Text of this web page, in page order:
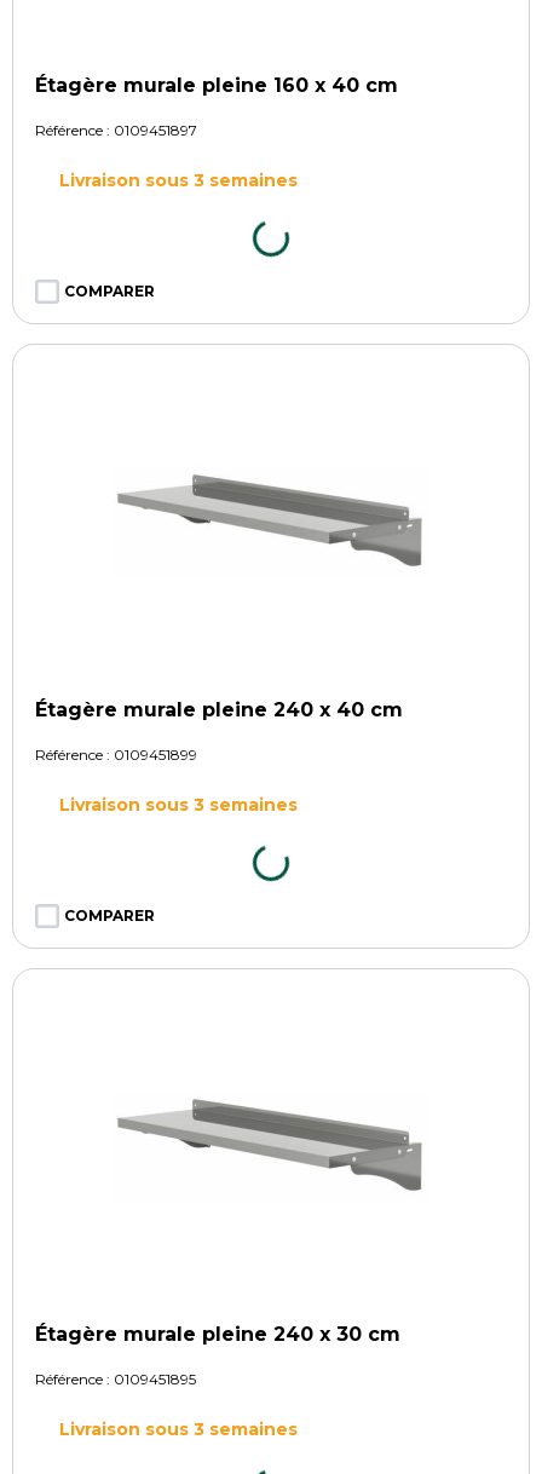
Étagère murale pleine 160 x 40 cm
Référence : 0109451897
Livraison sous 3 semaines
COMPARER
Étagère murale pleine 240 x 40 cm
Référence : 0109451899
Livraison sous 3 semaines
COMPARER
Étagère murale pleine 240 x 30 cm
Référence : 0109451895
Livraison sous 3 semaines